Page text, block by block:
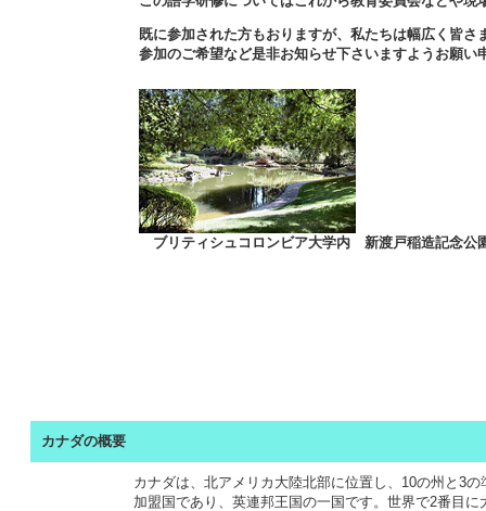
既に参加された方もおりますが、私たちは幅広く皆
参加のご希望など是非お知らせ下さいますようお願い
ブリティシュコロンビア大学内 新渡戸稲造記念公
カナダの概要
カナダは、北アメリカ大陸北部に位置し、10の州と3
加盟国であり、英連邦王国の一国です。世界で2番目